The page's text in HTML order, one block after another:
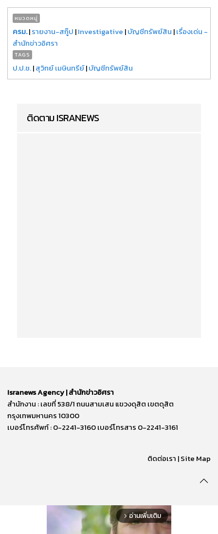
หมวดหมู่
ครม.|รายงาน-สกู๊ป |Investigative |บัญชีทรัพย์สิน |เรื่องเด่น -
สำนักข่าวอิศรา
TAGS
ป.ป.ช.|สุวิทย์ เมษินทรีย์|บัญชีทรัพย์สิน
ติดตาม ISRANEWS
Isranews Agency | สำนักข่าวอิศรา
สำนักงาน : เลขที่ 538/1 ถนนสามเสน แขวงดุสิต เขตดุสิต
กรุงเทพมหานคร 10300
เบอร์โทรศัพท์ : 0-2241-3160 เบอร์โทรสาร 0-2241-3161
ติดต่อเรา | Site Map
arrow_forward_ios อ่านเพิ่มเติม